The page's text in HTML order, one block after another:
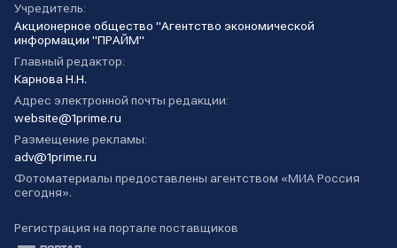
Учредитель:
Акционерное общество "Агентство экономической
информации "ПРАЙМ"
Главный редактор:
Карнова Н.Н.
Адрес электронной почты редакции:
website@1prime.ru
Размещение рекламы:
adv@1prime.ru
Фотоматериалы предоставлены агентством «МИА Россия
сегодня».
Регистрация на портале поставщиков